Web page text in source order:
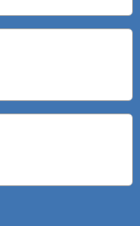
LE NOVE
CON
DELLE